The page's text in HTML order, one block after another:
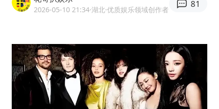
四川宜宾市高县4.9级地震致1人死亡
中巨芯：上半年归母净利润1405.77万元
U17国足点球大战淘汰河床晋级决赛
国防部：坚决反制任何闹海挑衅图谋
2026-05-10 21:34·湖北·优质娱乐领域创作者
81